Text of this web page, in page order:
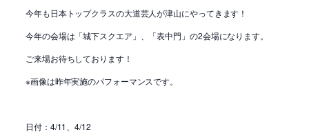
今年も日本トップクラスの大道芸人が津山にやってきます！
今年の会場は「城下スクエア」、「表中門」の2会場になります。
ご来場お待ちしております！
※画像は昨年実施のパフォーマンスです。
日付：4/11、4/12